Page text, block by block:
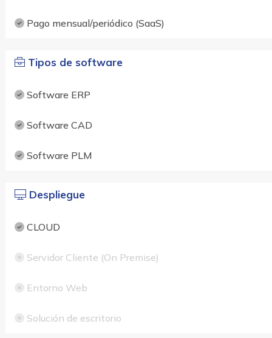
Pago mensual/periódico (SaaS)
Tipos de software
Software ERP
Software CAD
Software PLM
Despliegue
CLOUD
Servidor Cliente (On Premise)
Entorno Web
Solución de escritorio